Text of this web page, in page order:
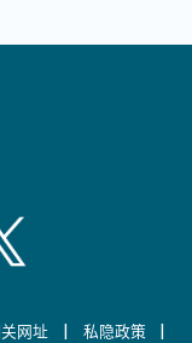
link will pop up in
up in a new
link will pop up
[This link will
网址 | 私隐政策 |